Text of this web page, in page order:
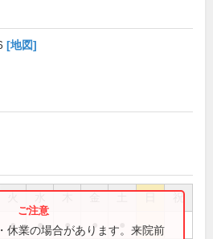
[地図]
祝
● ● ● ●
休業の場合があります。来院前